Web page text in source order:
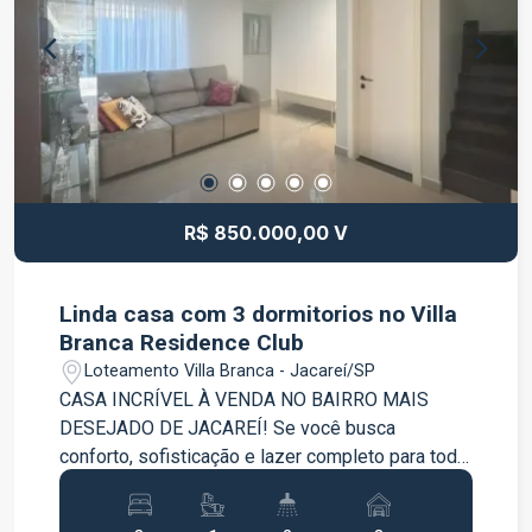
ou empreendimento. Localização: Situado no
bairro Chácaras Reunidas Igarapés, o imóvel
proporciona tranquilidade, contato com a natureza
e praticidade no dia a dia, estando próximo a
comércios, serviços e vias de acesso.
Documentação em ordem. Aproveite esta
excelente oportunidade de investimento. Entre
em contato para mais informações e agende uma
R$ 850.000,00 V
Linda casa com 3 dormitorios no Villa
Branca Residence Club
Loteamento Villa Branca - Jacareí/SP
CASA INCRÍVEL À VENDA NO BAIRRO MAIS
DESEJADO DE JACAREÍ! Se você busca
conforto, sofisticação e lazer completo para toda
a família, essa casa é a oportunidade perfeita!
Localizada em condomínio fechado no bairro